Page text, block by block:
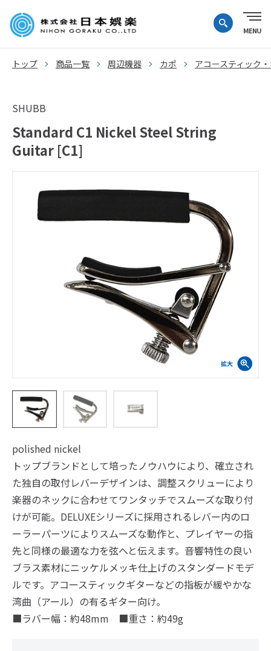
トップ 商品一覧 周辺機器 カポ アコースティック
SHUBB
Standard C1 Nickel Steel String
Guitar [C1]
polished nickel
トップブランドとして培ったノウハウにより、確立され
た独自の取付レバーデザインは、調整スクリューにより
楽器のネックに合わせてワンタッチでスムーズな取り付
けが可能。DELUXEシリーズに採用されるレバー内のロ
ーラーパーツによりスムーズな動作と、プレイヤーの指
先と同様の最適な力を弦へと伝えます。音響特性の良い
ブラス素材にニッケルメッキ仕上げのスタンダードモデ
ルです。アコースティックギターなどの指板が緩やかな
湾曲（アール）の有るギター向け。
■ラバー幅：約48mm ■重さ：約49g